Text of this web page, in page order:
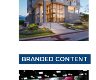
BRANDED CONTENT